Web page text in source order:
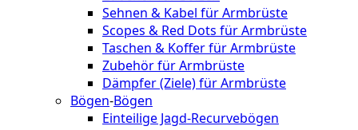
Sehnen & Kabel für Armbrüste
Scopes & Red Dots für Armbrüste
Taschen & Koffer für Armbrüste
Zubehör für Armbrüste
Dämpfer (Ziele) für Armbrüste
Bögen-Bögen
Einteilige Jagd-Recurvebögen